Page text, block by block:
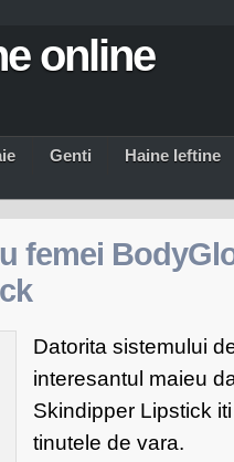
online
Genti Haine Ieftine
femei
Datorita sistemului
interesantul maieu
Skindipper Lipstick
tinutele de vara.